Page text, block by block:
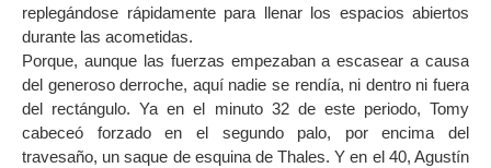
replegándose rápidamente para llenar los espacios abiertos
durante las acometidas.
Porque, aunque las fuerzas empezaban a escasear a causa
del generoso derroche, aquí nadie se rendía, ni dentro ni fuera
del rectángulo. Ya en el minuto 32 de este periodo, Tomy
cabeceó forzado en el segundo palo, por encima del
travesaño, un saque de esquina de Thales. Y en el 40, Agustín